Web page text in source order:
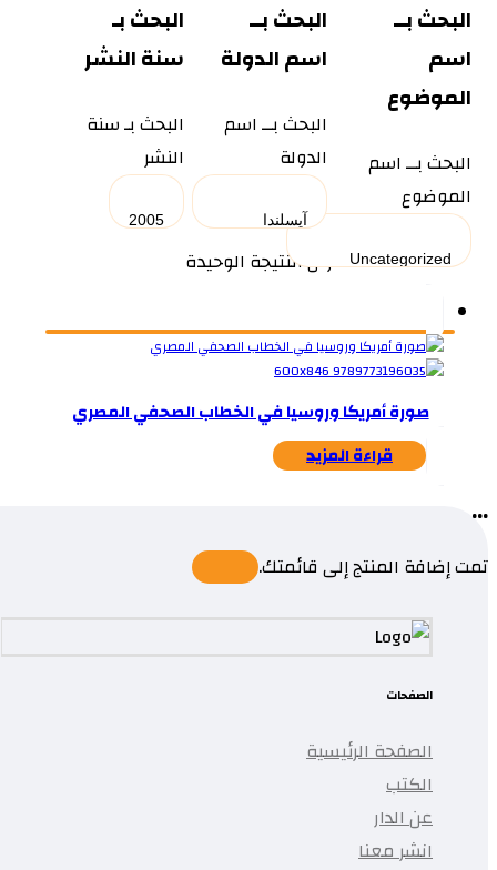
البحث بــ
اسم
الموضوع
البحث بــ اسم
الموضوع
البحث بــ
اسم الدولة
البحث بــ اسم
الدولة
البحث بـ
سنة النشر
البحث بـ سنة
النشر
عرض النتيجة الوحيدة
صورة أمريكا وروسيا في الخطاب الصحفي المصري
قراءة المزيد
...
تمت إضافة المنتج إلى قائمتك.
الصفحات
الصفحة الرئيسية
الكتب
عن الدار
انشر معنا